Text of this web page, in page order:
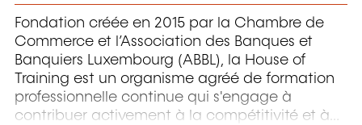
Fondation créée en 2015 par la Chambre de
Commerce et l’Association des Banques et
Banquiers Luxembourg (ABBL), la House of
Training est un organisme agréé de formation
professionnelle continue qui s'engage à
contribuer activement à la compétitivité et à